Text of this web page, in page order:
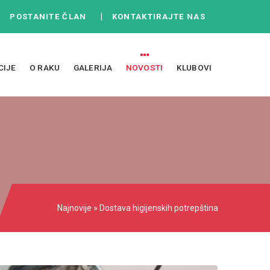
POSTANITE ČLAN KONTAKTIRAJTE NAS
O RAKU GALERIJA NOVOSTI KLUBOVI
Najnovije » Dostava higijenskih potrepština